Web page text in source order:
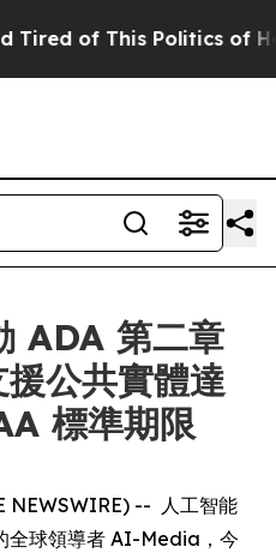
of This Politics of
ADA 第二章
公共實體達
標準期限
NEWSWIRE) -- 人工智能
全球領導者 AI-Media，今